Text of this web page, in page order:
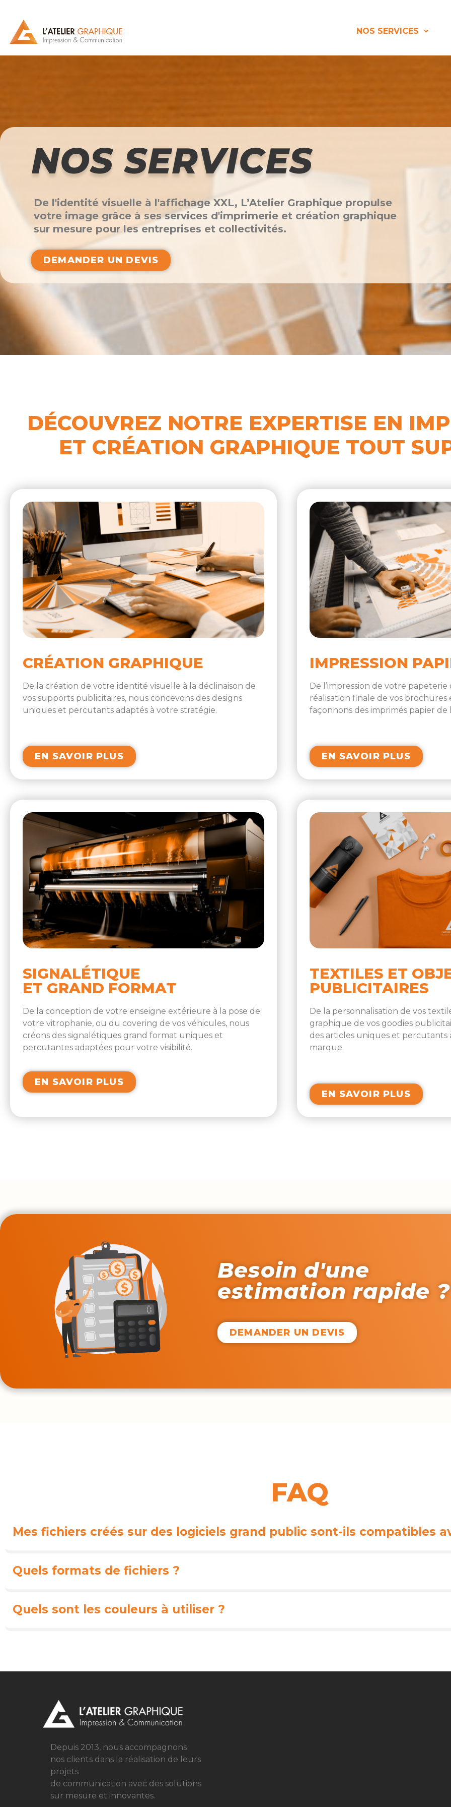
NOS SERVICES
NOS SERVICES
De l'identité visuelle à l'affichage XXL, L’Atelier Graphique propulse
votre image grâce à ses services d'imprimerie et création graphique
sur mesure pour les entreprises et collectivités.
DEMANDER UN DEVIS
DÉCOUVREZ NOTRE EXPERTISE EN
ET CRÉATION GRAPHIQUE TOUT
CRÉATION GRAPHIQUE
De la création de votre identité visuelle à la déclinaison de
vos supports publicitaires, nous concevons des designs
uniques et percutants adaptés à votre stratégie.
EN SAVOIR PLUS
IMPRESSION
De l’impression de votre papeterie
réalisation finale de vos
façonnons des imprimés papier
EN SAVOIR PLUS
SIGNALÉTIQUE
ET GRAND FORMAT
De la conception de votre enseigne extérieure à la pose de
votre vitrophanie, ou du covering de vos véhicules, nous
créons des signalétiques grand format uniques et
percutantes adaptées pour votre visibilité.
EN SAVOIR PLUS
TEXTILES ET
PUBLICITAIRES
De la personnalisation de vos
graphique de vos goodies
des articles uniques et percutants
marque.
EN SAVOIR PLUS
Besoin d'une
estimation rapide ?
DEMANDER UN DEVIS
FAQ
Mes fichiers créés sur des logiciels grand public sont-ils compatibles
Quels formats de fichiers ?
Quels sont les couleurs à utiliser ?
Depuis 2013, nous accompagnons
nos clients dans la réalisation de leurs
projets
de communication avec des solutions
sur mesure et innovantes.